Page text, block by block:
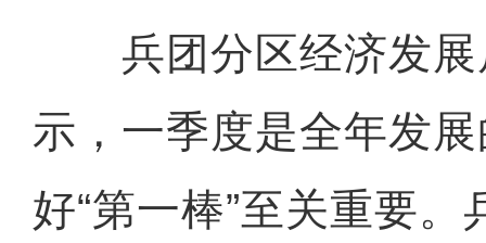
兵团分区经济发展
示，一季度是全年发展
好“第一棒”至关重要。